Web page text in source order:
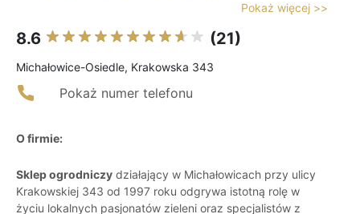
Pokaż więcej >>
8.6 (21)
Michałowice-Osiedle, Krakowska 343
Pokaż numer telefonu
O firmie:
Sklep ogrodniczy działający w Michałowicach przy ulicy
Krakowskiej 343 od 1997 roku odgrywa istotną rolę w
życiu lokalnych pasjonatów zieleni oraz specjalistów z